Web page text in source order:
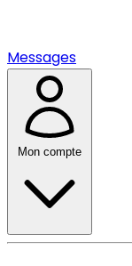
Messages
Mon compte